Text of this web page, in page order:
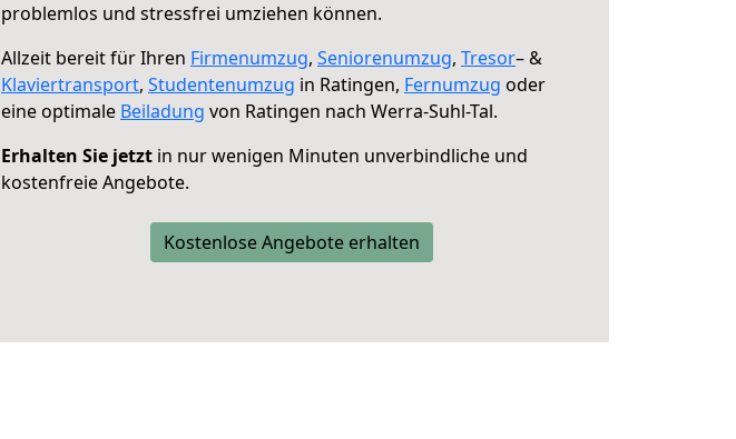
problemlos und stressfrei umziehen können.
Allzeit bereit für Ihren Firmenumzug, Seniorenumzug, Tresor– &
Klaviertransport, Studentenumzug in Ratingen, Fernumzug oder
eine optimale Beiladung von Ratingen nach Werra-Suhl-Tal.
Erhalten Sie jetzt in nur wenigen Minuten unverbindliche und
kostenfreie Angebote.
Kostenlose Angebote erhalten